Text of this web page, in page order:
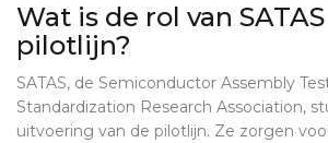
Wat is de rol van
pilotlijn?
SATAS, de Semiconductor Assembly
Standardization Research Association,
uitvoering van de pilotlijn. Ze zorgen